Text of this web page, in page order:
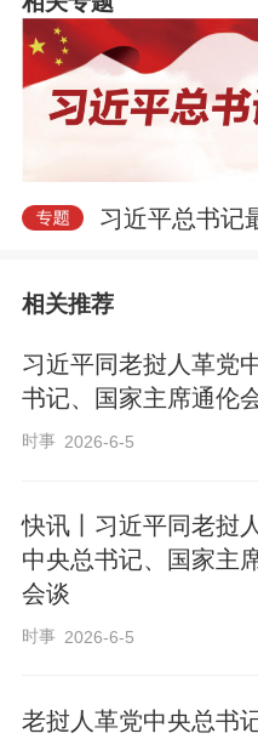
习近平总书记
相关推荐
习近平同老挝人革党
书记、国家主席通伦
时事 2026-6-5
快讯丨习近平同老挝
中央总书记、国家主
会谈
时事 2026-6-5
老挝人革党中央总书